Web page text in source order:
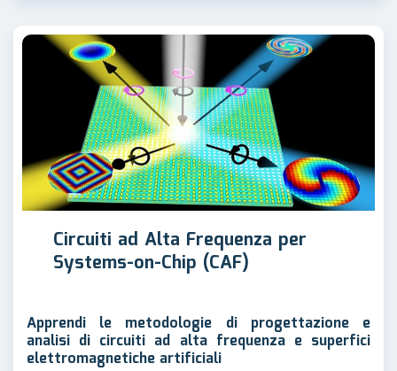
Circuiti ad Alta Frequenza per
Systems-on-Chip (CAF)
Apprendi le metodologie di progettazione e
analisi di circuiti ad alta frequenza e superfici
elettromagnetiche artificiali